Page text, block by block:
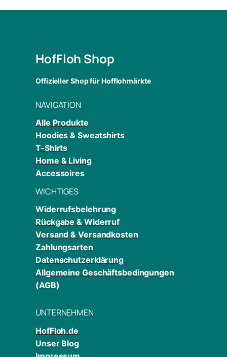
HofFloh Shop
Offizieller Shop für Hofflohmärkte
NAVIGATION
Alle Produkte
Hoodies & Sweatshirts
T-Shirts
Home & Living
Accessoires
WICHTIGES
Widerrufsbelehrung
Rückgabe & Widerruf
Versand & Versandkosten
Zahlungsarten
Datenschutzerklärung
Allgemeine Geschäftsbedingungen
(AGB)
UNTERNEHMEN
HofFloh.de
Unser Blog